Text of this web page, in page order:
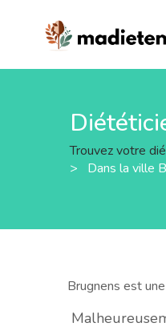
Trouvez votre
>
Dans la ville
Brugnens est